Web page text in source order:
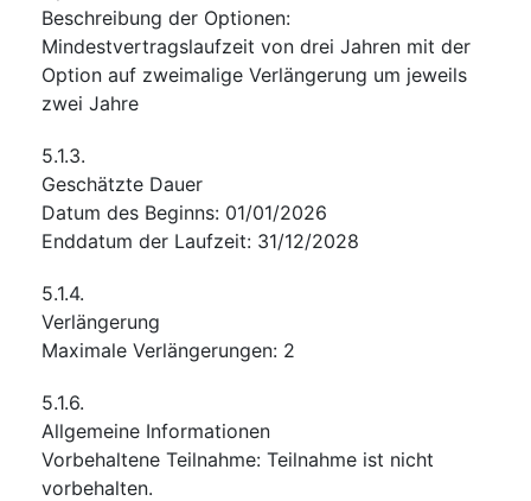
Beschreibung der Optionen:
Mindestvertragslaufzeit von drei Jahren mit der
Option auf zweimalige Verlängerung um jeweils
zwei Jahre
5.1.3.
Geschätzte Dauer
Datum des Beginns: 01/01/2026
Enddatum der Laufzeit: 31/12/2028
5.1.4.
Verlängerung
Maximale Verlängerungen: 2
5.1.6.
Allgemeine Informationen
Vorbehaltene Teilnahme: Teilnahme ist nicht
vorbehalten.